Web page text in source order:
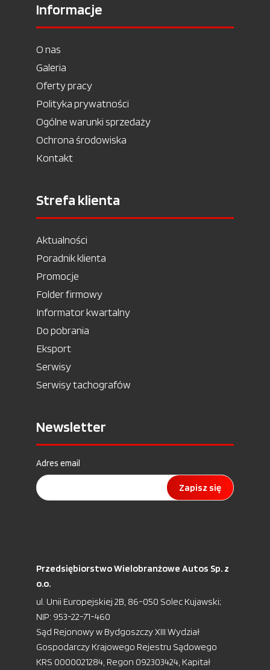
Informacje
O nas
Galeria
Oferty pracy
Polityka prywatności
Ogólne warunki sprzedaży
Ochrona środowiska
Kontakt
Strefa klienta
Aktualności
Poradnik klienta
Promocje
Folder firmowy
Informator kwartalny
Do pobrania
Eksport
Serwisy
Serwisy tachografów
Newsletter
Adres email
Zapisz się
Przedsiębiorstwo Wielobranżowe Autos Sp. z
o.o.
ul. Unii Europejskiej 2B, 86-050 Solec Kujawski;
NIP: 953-22-71-460
Sąd Rejonowy w Bydgoszczy XIII Wydział
Gospodarczy Krajowego Rejestru Sądowego
KRS 0000021284, Regon 092303424, Kapitał